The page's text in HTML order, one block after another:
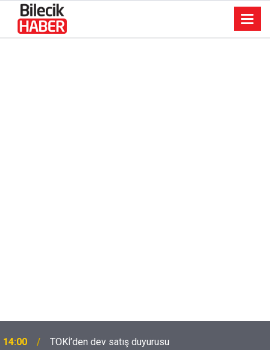
14:00 TOKİ’den dev satış duyurusu